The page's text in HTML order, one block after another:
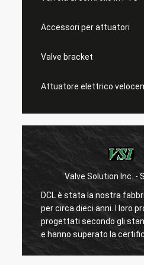
Accessori per attuatori
Valve bracket
Attuatore elettrico
Valve Solution Inc. - Stati Uniti
DCL è stata la nostra fabbrica ODM /
per circa dieci anni. I loro prodotti
progettati secondo gli standard UL e
e hanno superato la certificazione
CSA.Pochissimi produttori cinesi